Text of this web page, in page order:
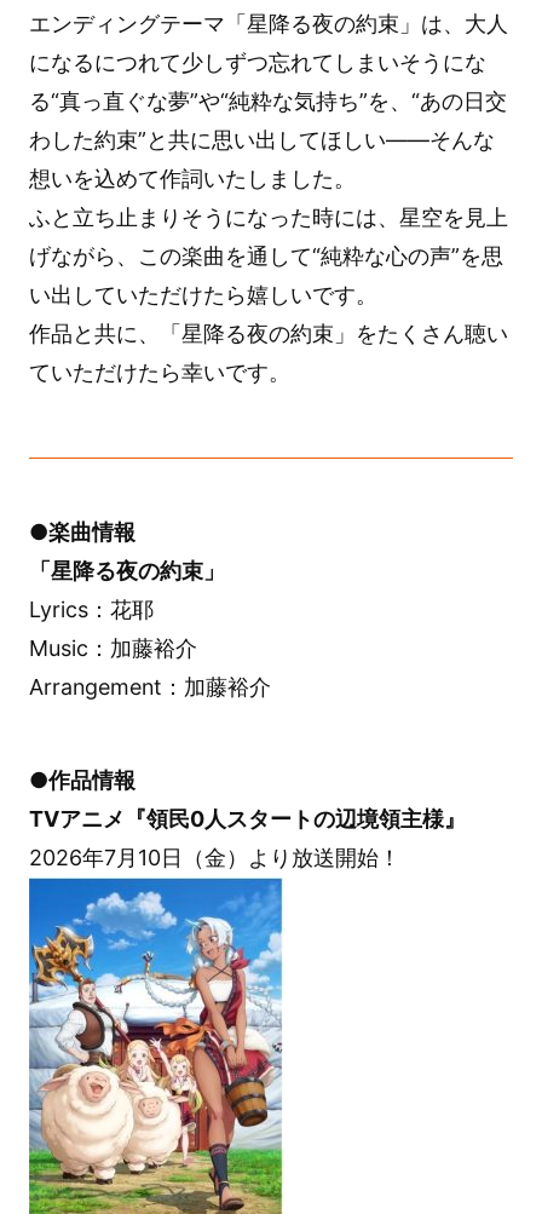
エンディングテーマ「星降る夜の約束」は、大人
になるにつれて少しずつ忘れてしまいそうにな
る“真っ直ぐな夢”や“純粋な気持ち”を、“あの日交
わした約束”と共に思い出してほしい――そんな
想いを込めて作詞いたしました。
ふと立ち止まりそうになった時には、星空を見上
げながら、この楽曲を通して“純粋な心の声”を思
い出していただけたら嬉しいです。
作品と共に、「星降る夜の約束」をたくさん聴い
ていただけたら幸いです。
●楽曲情報
「星降る夜の約束」
Lyrics：花耶
Music：加藤裕介
Arrangement：加藤裕介
●作品情報
TVアニメ『領民0人スタートの辺境領主様』
2026年7月10日（金）より放送開始！